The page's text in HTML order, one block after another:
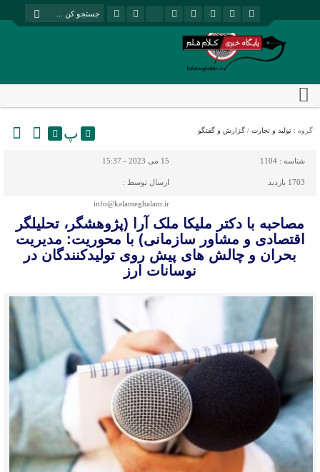
گروه : تولید و تجارت / گزارش و گفتگو پ
شناسه : 1104 15 می 2023 - 15:37
1703 بازدید ارسال توسط :
info@kalameghalam.ir
مصاحبه با دکتر ملیکا ملک آرا (پژوهشگر، تحلیلگر
اقتصادی و مشاور سازمانی) با محوریت: مدیریت
بحران و چالش های پیش روی تولیدکنندگان در
نوسانات ارز